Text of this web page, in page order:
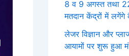
8 व 9 अगस्त तथा
मतदान केंद्रों में लगेंगे
लेजर विज्ञान और
आयामों पर शुरू हुआ